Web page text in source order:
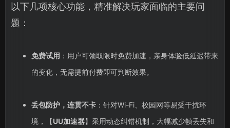
以下几项核心功能，精准解决玩家面临的主要问
题：
免费试用 ：用户可领取限时免费加速，亲身体验低延迟带来
的变化，无需提前付费即可判断效果。
丢包防护，连贯不卡：针对Wi-Fi、校园网等易受干扰环
境，【UU加速器】采用动态纠错机制，大幅减少帧丢失和